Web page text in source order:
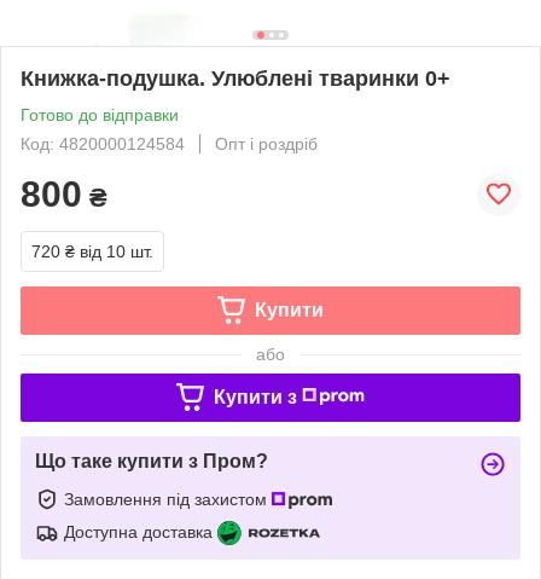
Книжка-подушка. Улюблені тваринки 0+
Готово до відправки
Код: 4820000124584
Опт і роздріб
800 ₴
720 ₴ від 10 шт.
Купити
або
Купити з
Що таке купити з Пром?
Замовлення під захистом
Доступна доставка